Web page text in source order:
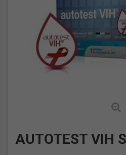
AUTOTEST VIH